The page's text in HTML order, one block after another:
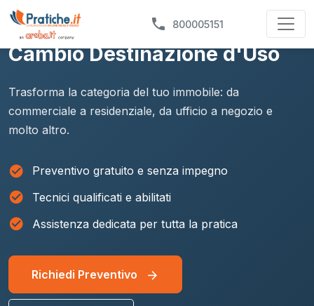
phone 800005151
Cambio Destinazione d'Uso
Trasforma la categoria del tuo immobile: da
commerciale a residenziale, da ufficio a negozio e
molto altro.
check_circle Preventivo gratuito e senza impegno
check_circle Tecnici qualificati e abilitati
check_circle Assistenza dedicata per tutta la pratica
Richiedi Preventivo arrow_forward